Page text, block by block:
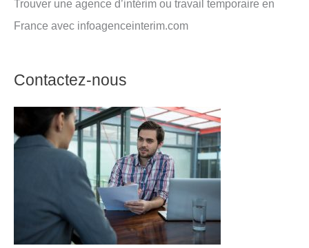
Trouver une agence d’intérim ou travail temporaire en
France avec infoagenceinterim.com
Contactez-nous